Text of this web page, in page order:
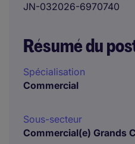
JN-032026-6970740
Résumé du
Spécialisation
Commercial
Sous-secteur
Commercial(e) Grands